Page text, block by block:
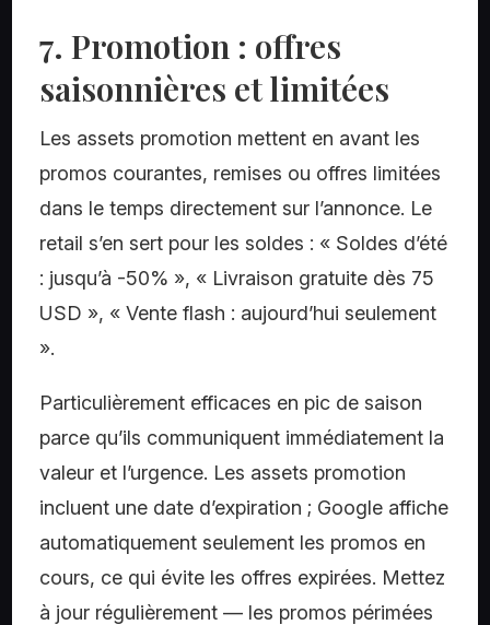
7. Promotion : offres
saisonnières et limitées
Les assets promotion mettent en avant les
promos courantes, remises ou offres limitées
dans le temps directement sur l’annonce. Le
retail s’en sert pour les soldes : « Soldes d’été
: jusqu’à -50% », « Livraison gratuite dès 75
USD », « Vente flash : aujourd’hui seulement
».
Particulièrement efficaces en pic de saison
parce qu’ils communiquent immédiatement la
valeur et l’urgence. Les assets promotion
incluent une date d’expiration ; Google affiche
automatiquement seulement les promos en
cours, ce qui évite les offres expirées. Mettez
à jour régulièrement — les promos périmées